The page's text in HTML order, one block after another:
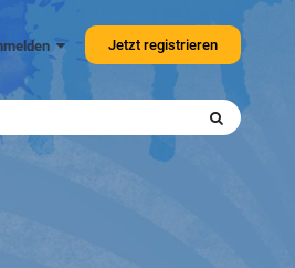
Jetzt registrieren